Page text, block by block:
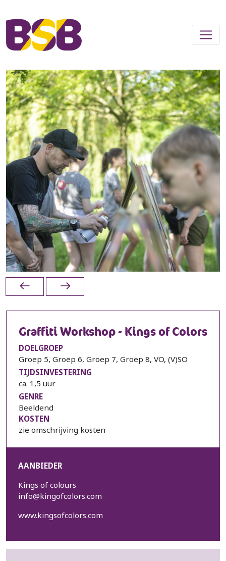
Graffiti Workshop - Kings of Colors
DOELGROEP
Groep 5, Groep 6, Groep 7, Groep 8, VO, (V)SO
TIJDSINVESTERING
ca. 1,5 uur
GENRE
Beeldend
KOSTEN
zie omschrijving kosten
AANBIEDER
Kings of colours
info@kingofcolors.com
www.kingsofcolors.com